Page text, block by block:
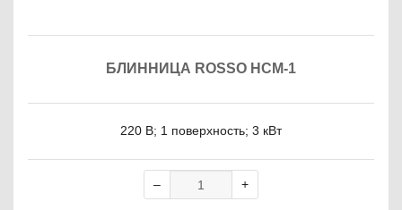
БЛИННИЦА ROSSO HCM-1
220 В; 1 поверхность; 3 кВт